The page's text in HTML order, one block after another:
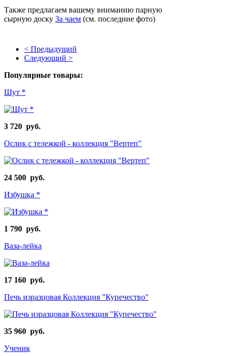
Также предлагаем вашему вниманию парную
сырную доску За чаем (см. последние фото)
< Предыдущий
Следующий >
Популярные товары:
Шут *
3 720 руб.
Ослик с тележкой - коллекция "Вертеп"
24 500 руб.
Избушка *
1 790 руб.
Ваза-лейка
17 160 руб.
Печь изразцовая Коллекция "Купечество"
35 960 руб.
Ученик